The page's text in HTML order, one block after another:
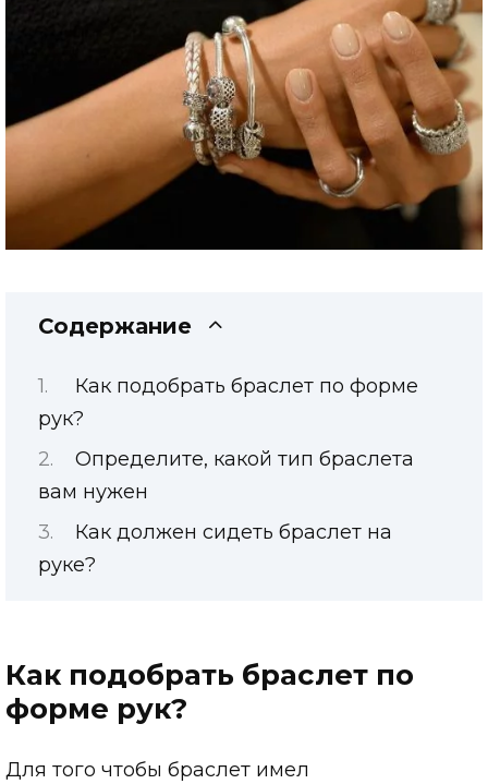
Содержание
Как подобрать браслет по форме
рук?
Определите, какой тип браслета
вам нужен
Как должен сидеть браслет на
руке?
Как подобрать браслет по
форме рук?
Для того чтобы браслет имел